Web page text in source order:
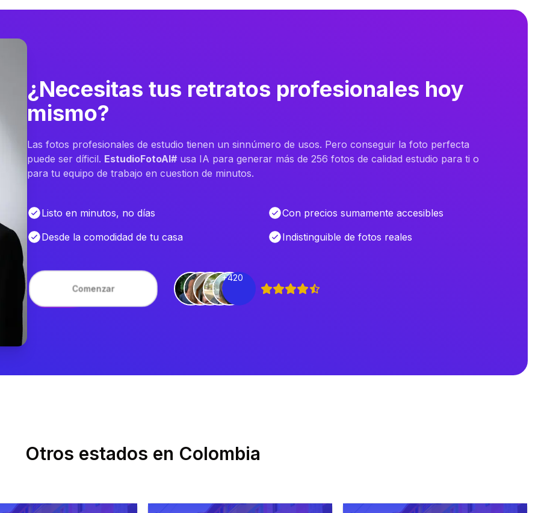
¿Necesitas tus retratos profesionales hoy
mismo?
Las fotos profesionales de estudio tienen un sinnúmero de usos. Pero conseguir la foto perfecta
puede ser díficil. EstudioFotoAI# usa IA para generar más de 256 fotos de calidad estudio para ti o
para tu equipo de trabajo en cuestion de minutos.
Listo en minutos, no días
Con precios sumamente accesibles
Desde la comodidad de tu casa
Indistinguible de fotos reales
Comenzar
+420
Otros estados en Colombia